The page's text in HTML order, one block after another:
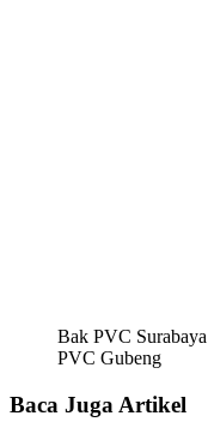
Bak PVC
PVC Gubeng
Baca Juga Artikel